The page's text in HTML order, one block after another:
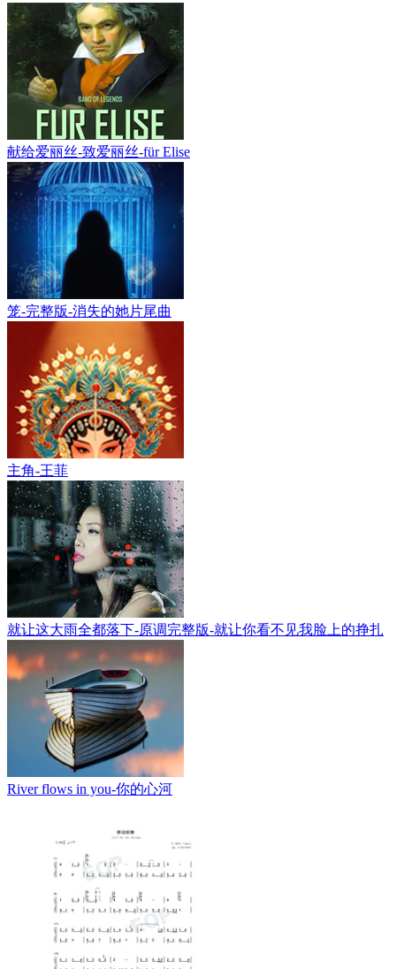
献给爱丽丝-致爱丽丝-für Elise
笼-完整版-消失的她片尾曲
主角-王菲
就让这大雨全都落下-原调完整版-就让你看不见我脸上的挣扎
River flows in you-你的心河